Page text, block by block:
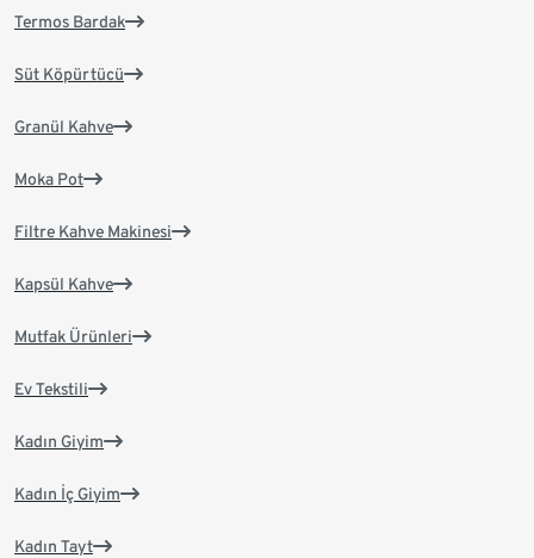
Termos Bardak
Süt Köpürtücü
Granül Kahve
Moka Pot
Filtre Kahve Makinesi
Kapsül Kahve
Mutfak Ürünleri
Ev Tekstili
Kadın Giyim
Kadın İç Giyim
Kadın Tayt